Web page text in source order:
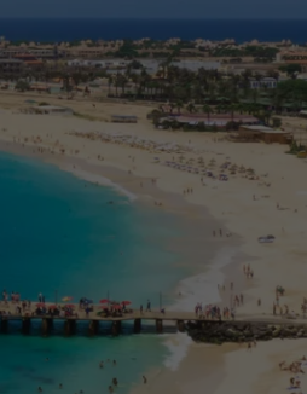
Agências
Contactos
Apoio ao cliente em
Apoio ao cliente no
218 925 471
A sua agência de viagens Top